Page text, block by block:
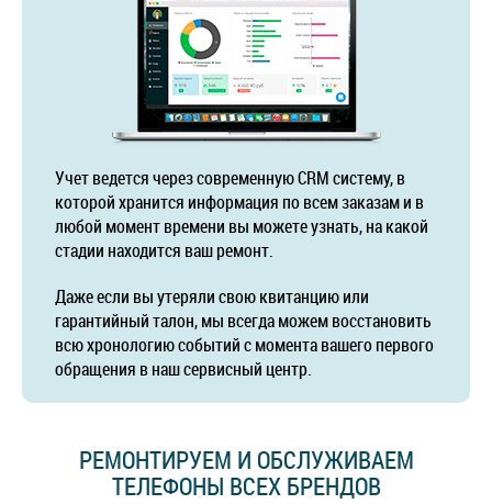
Учет ведется через современную CRM систему, в
которой хранится информация по всем заказам и в
любой момент времени вы можете узнать, на какой
стадии находится ваш ремонт.
Даже если вы утеряли свою квитанцию или
гарантийный талон, мы всегда можем восстановить
всю хронологию событий с момента вашего первого
обращения в наш сервисный центр.
РЕМОНТИРУЕМ И ОБСЛУЖИВАЕМ
ТЕЛЕФОНЫ ВСЕХ БРЕНДОВ